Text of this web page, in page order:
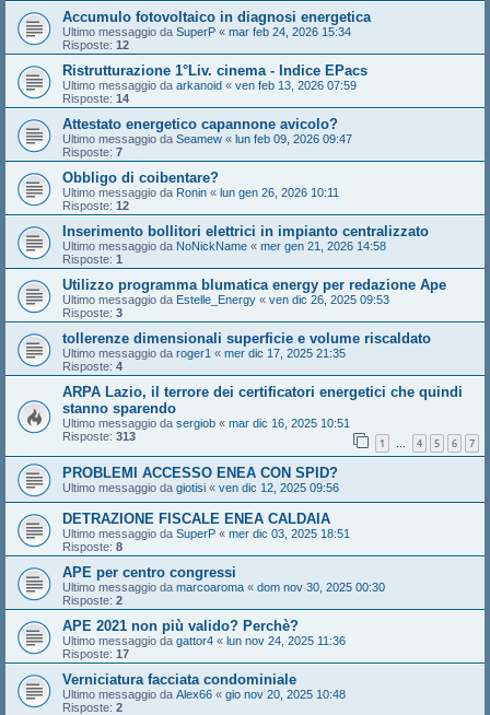
Accumulo fotovoltaico in diagnosi energetica
Ultimo messaggio da SuperP « mar feb 24, 2026 15:34
Risposte: 12
Ristrutturazione 1°Liv. cinema - Indice EPacs
Ultimo messaggio da arkanoid « ven feb 13, 2026 07:59
Risposte: 14
Attestato energetico capannone avicolo?
Ultimo messaggio da Seamew « lun feb 09, 2026 09:47
Risposte: 7
Obbligo di coibentare?
Ultimo messaggio da Ronin « lun gen 26, 2026 10:11
Risposte: 12
Inserimento bollitori elettrici in impianto centralizzato
Ultimo messaggio da NoNickName « mer gen 21, 2026 14:58
Risposte: 1
Utilizzo programma blumatica energy per redazione Ape
Ultimo messaggio da Estelle_Energy « ven dic 26, 2025 09:53
Risposte: 3
tollerenze dimensionali superficie e volume riscaldato
Ultimo messaggio da roger1 « mer dic 17, 2025 21:35
Risposte: 4
ARPA Lazio, il terrore dei certificatori energetici che quindi
stanno sparendo
Ultimo messaggio da sergiob « mar dic 16, 2025 10:51
Risposte: 313 1 … 4 5 6 7
PROBLEMI ACCESSO ENEA CON SPID?
Ultimo messaggio da giotisi « ven dic 12, 2025 09:56
DETRAZIONE FISCALE ENEA CALDAIA
Ultimo messaggio da SuperP « mer dic 03, 2025 18:51
Risposte: 8
APE per centro congressi
Ultimo messaggio da marcoaroma « dom nov 30, 2025 00:30
Risposte: 2
APE 2021 non più valido? Perchè?
Ultimo messaggio da gattor4 « lun nov 24, 2025 11:36
Risposte: 17
Verniciatura facciata condominiale
Ultimo messaggio da Alex66 « gio nov 20, 2025 10:48
Risposte: 2